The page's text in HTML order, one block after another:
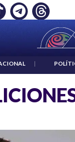
EMPLEO: JP MORGAN
|